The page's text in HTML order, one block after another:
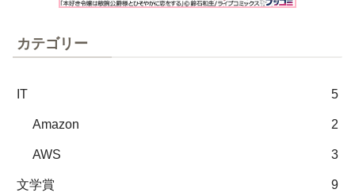
カテゴリー
IT 5
Amazon 2
AWS 3
文学賞 9